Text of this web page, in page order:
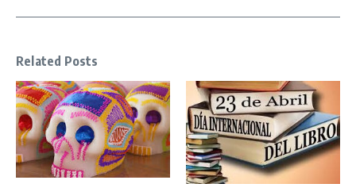
Related Posts